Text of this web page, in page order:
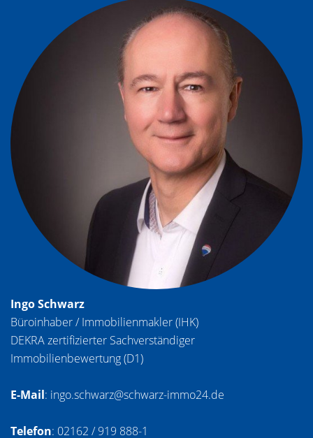
Ingo Schwarz
Büroinhaber / Immobilienmakler (IHK)
DEKRA zertifizierter Sachverständiger
Immobilienbewertung (D1)
E-Mail: ingo.schwarz@schwarz-immo24.de
Telefon: 02162 / 919 888-1